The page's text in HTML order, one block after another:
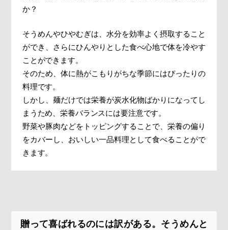
か？
そうめんやひやむぎは、水分を効率よく摂取すること
ができ、さらにひんやりとした食べ心地で体を冷やす
ことができます。
そのため、体に熱がこもりがちな季節にはぴったりの
料理です。
しかし、麺だけでは栄養が炭水化物ばかりになってし
まうため、栄養バランスには要注意です。
野菜や豚肉などをトッピングすることで、栄養の偏り
をカバーし、おいしい一品料理として食べることがで
きます。
贈って喜ばれるのには訳がある。そうめんと